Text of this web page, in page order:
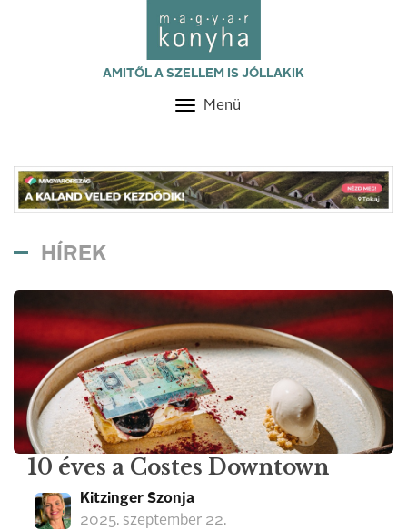
AMITŐL A SZELLEM IS JÓLLAKIK
Toggle
Menü
HÍREK
10 éves a Costes Downtown
Kitzinger Szonja
2025. szeptember 22.